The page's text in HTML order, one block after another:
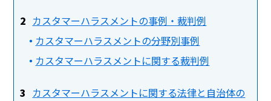
カスタマーハラスメントの事例・裁判例
カスタマーハラスメントの分野別事例
カスタマーハラスメントに関する裁判例
カスタマーハラスメントに関する法律と自治体の